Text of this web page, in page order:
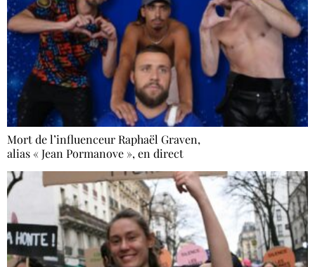
Mort de l’influenceur Raphaël Graven,
alias « Jean Pormanove », en direct